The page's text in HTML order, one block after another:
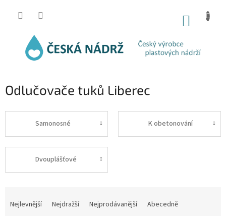
Odlučovače tuků Liberec
Samonosné K obetonování
Dvouplášťové
Nejlevnější Nejdražší Nejprodávanější Abecedně